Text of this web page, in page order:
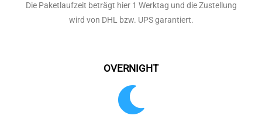
Die Paketlaufzeit beträgt hier 1 Werktag und die Zustellung
wird von DHL bzw. UPS garantiert.
OVERNIGHT